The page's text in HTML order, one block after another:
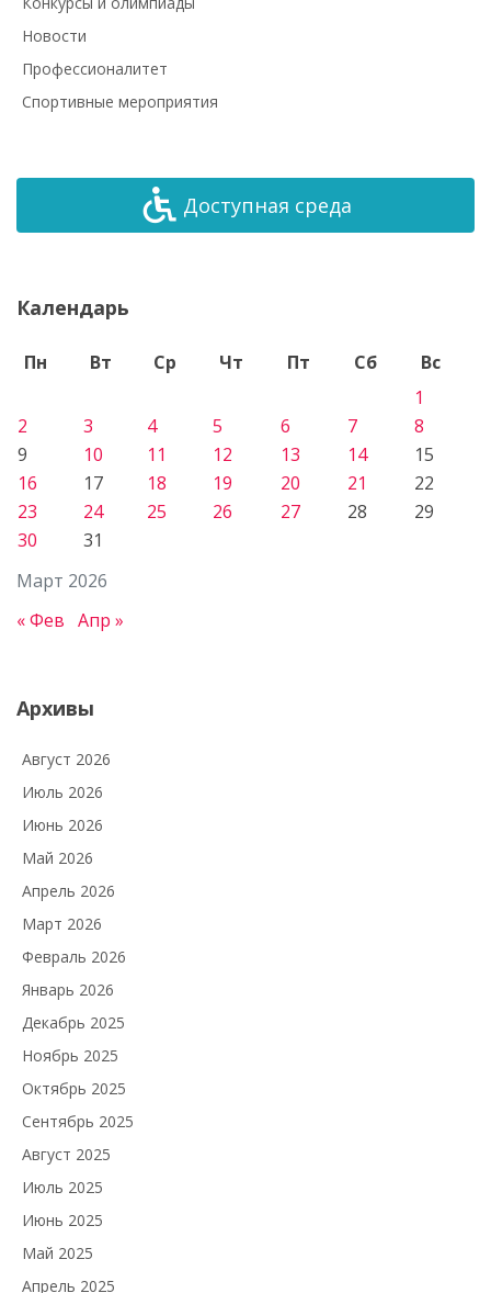
Новости
Профессионалитет
Спортивные мероприятия
Доступная среда
Календарь
Март 2026
Пн Вт Ср Чт Пт Сб
Вс
1
2
3 4 5 6 7
8
9
10 11 12 13 14
15
16
17 18 19 20 21
22
23
24 25 26 27 28
29
30
31
« Фев Апр »
Архивы
Август 2026
Июль 2026
Июнь 2026
Май 2026
Апрель 2026
Март 2026
Февраль 2026
Январь 2026
Декабрь 2025
Ноябрь 2025
Октябрь 2025
Сентябрь 2025
Август 2025
Июль 2025
Июнь 2025
Май 2025
Апрель 2025